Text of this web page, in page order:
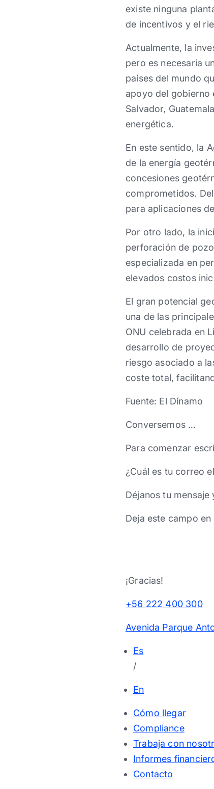
existe ninguna
de incentivos y el
Actualmente, la
pero es necesaria
países del mundo
apoyo del gobierno
Salvador,
energética.
En este sentido, la
de la energía
concesiones
comprometidos.
para aplicaciones
Por otro lado, la
perforación de
especializada en
elevados costos
El gran potencial
una de las
ONU celebrada en
desarrollo de
riesgo asociado a
coste total,
Fuente: El Dínamo
Conversemos …
Para comenzar
¿Cuál es tu correo
Déjanos tu
Deja este campo
¡Gracias!
+56 222 400 300
Avenida Parque
Es
/
En
Cómo llegar
Compliance
Trabaja con
Informes
Contacto